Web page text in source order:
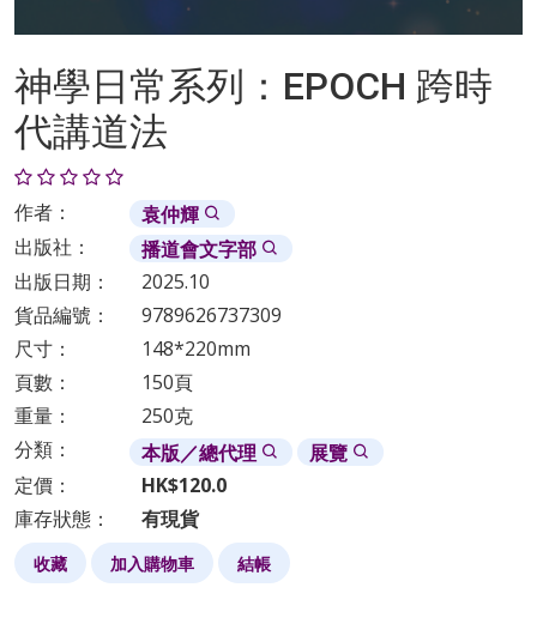
神學日常系列：EPOCH 跨時
代講道法
作者：
袁仲輝
出版社：
播道會文字部
出版日期：
2025.10
貨品編號：
9789626737309
尺寸：
148*220mm
頁數：
150頁
重量：
250克
分類：
本版／總代理
展覽
定價：
HK$120.0
庫存狀態：
有現貨
收藏 加入購物車 結帳